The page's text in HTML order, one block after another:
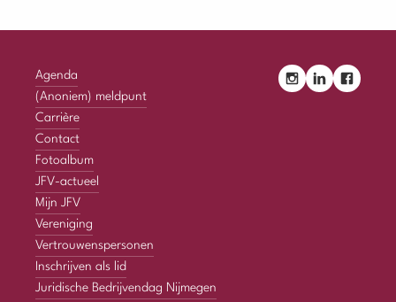
Agenda
(Anoniem) meldpunt
Carrière
Contact
Fotoalbum
JFV-actueel
Mijn JFV
Vereniging
Vertrouwenspersonen
Inschrijven als lid
Juridische Bedrijvendag Nijmegen